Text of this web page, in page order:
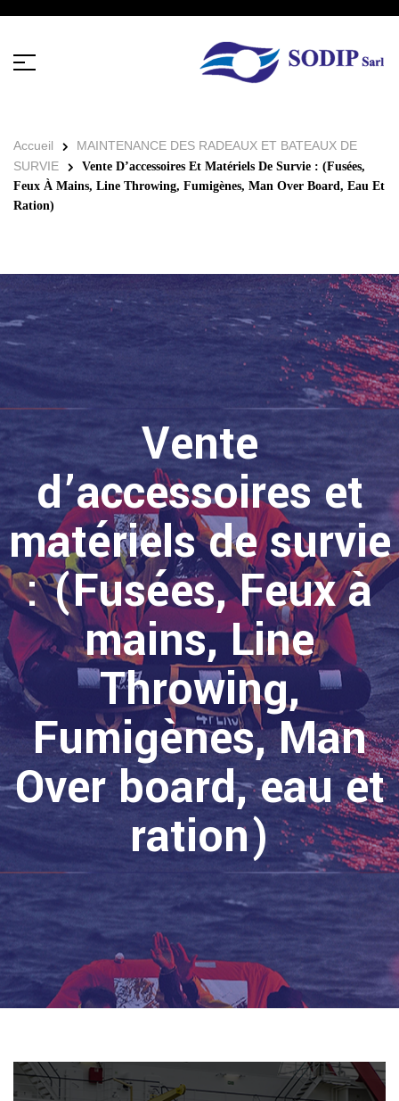
Accueil
MAINTENANCE DES RADEAUX ET BATEAUX DE
SURVIE
Vente D’accessoires Et Matériels De Survie : (Fusées,
Feux À Mains, Line Throwing, Fumigènes, Man Over Board, Eau Et
Ration)
Vente
d’accessoires et
matériels de survie
: (Fusées, Feux à
mains, Line
Throwing,
Fumigènes, Man
Over board, eau et
ration)